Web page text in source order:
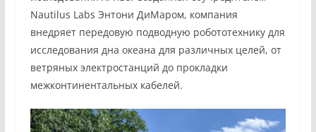
Nautilus Labs Энтони ДиМаром, компания
внедряет передовую подводную робототехнику для
исследования дна океана для различных целей, от
ветряных электростанций до прокладки
межконтинентальных кабелей.